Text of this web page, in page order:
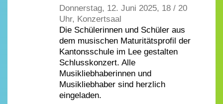
Donnerstag, 12. Juni 2025, 18 / 20
Uhr, Konzertsaal
Die Schülerinnen und Schüler aus
dem musischen Maturitätsprofil der
Kantonsschule im Lee gestalten
Schlusskonzert. Alle
Musikliebhaberinnen und
Musikliebhaber sind herzlich
eingeladen.